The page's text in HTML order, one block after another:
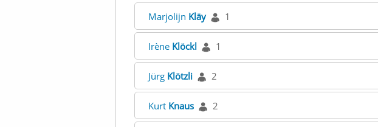
Marjolijn Kläy 1
Irène Klöckl 1
Jürg Klötzli 2
Kurt Knaus 2